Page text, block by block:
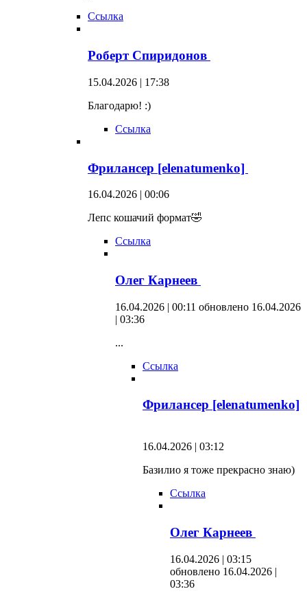
Ссылка
Роберт Спиридонов
15.04.2026 | 17:38
Благодарю! :)
Ссылка
Фрилансер [elenatumenko]
16.04.2026 | 00:06
Лепс кошачий формат🤣
Ссылка
Олег Карнеев
16.04.2026 | 00:11 обновлено 16.04.2026
| 03:36
...
Ссылка
Фрилансер [elenatumenko]
16.04.2026 | 03:12
Базилио я тоже прекрасно знаю)
Ссылка
Олег Карнеев
16.04.2026 | 03:15
обновлено 16.04.2026 |
03:36